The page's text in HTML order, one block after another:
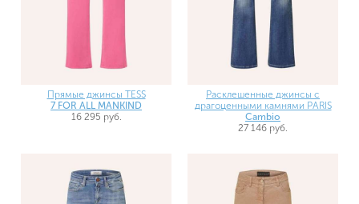
Прямые джинсы TESS
7 FOR ALL MANKIND
16 295 руб.
Расклешенные джинсы с
драгоценными камнями PARIS
Cambio
27 146 руб.